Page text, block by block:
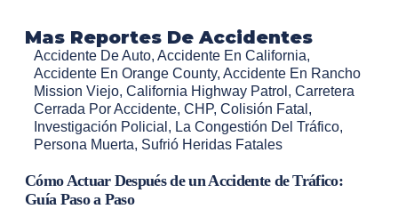
Mas Reportes De Accidentes
Accidente De Auto, Accidente En California,
Accidente En Orange County, Accidente En Rancho
Mission Viejo, California Highway Patrol , Carretera
Cerrada Por Accidente, CHP, Colisión Fatal ,
Investigación Policial , La Congestión Del Tráfico,
Persona Muerta, Sufrió Heridas Fatales
Cómo Actuar Después de un Accidente de Tráfico:
Guía Paso a Paso